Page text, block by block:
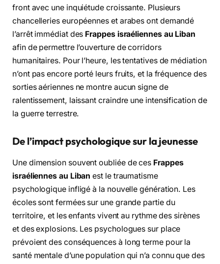
front avec une inquiétude croissante. Plusieurs
chancelleries européennes et arabes ont demandé
l’arrêt immédiat des Frappes israéliennes au Liban
afin de permettre l’ouverture de corridors
humanitaires. Pour l’heure, les tentatives de médiation
n’ont pas encore porté leurs fruits, et la fréquence des
sorties aériennes ne montre aucun signe de
ralentissement, laissant craindre une intensification de
la guerre terrestre.
De l’impact psychologique sur la jeunesse
Une dimension souvent oubliée de ces Frappes
israéliennes au Liban est le traumatisme
psychologique infligé à la nouvelle génération. Les
écoles sont fermées sur une grande partie du
territoire, et les enfants vivent au rythme des sirènes
et des explosions. Les psychologues sur place
prévoient des conséquences à long terme pour la
santé mentale d’une population qui n’a connu que des